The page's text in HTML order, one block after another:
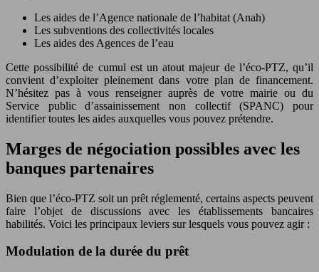
Les aides de l’Agence nationale de l’habitat (Anah)
Les subventions des collectivités locales
Les aides des Agences de l’eau
Cette possibilité de cumul est un atout majeur de l’éco-PTZ, qu’il
convient d’exploiter pleinement dans votre plan de financement.
N’hésitez pas à vous renseigner auprès de votre mairie ou du
Service public d’assainissement non collectif (SPANC) pour
identifier toutes les aides auxquelles vous pouvez prétendre.
Marges de négociation possibles avec les
banques partenaires
Bien que l’éco-PTZ soit un prêt réglementé, certains aspects peuvent
faire l’objet de discussions avec les établissements bancaires
habilités. Voici les principaux leviers sur lesquels vous pouvez agir :
Modulation de la durée du prêt